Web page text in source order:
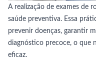
A realização de exames de
saúde preventiva. Essa
prevenir doenças, garantir
diagnóstico precoce, o que
eficaz.